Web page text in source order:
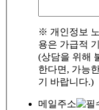
※ 개인정보
용은 가급적
(상담을 위해
한다면, 가능
기 바랍니다.)
메일주소